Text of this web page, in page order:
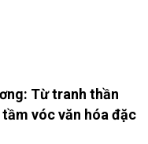
Từ tranh thần
vóc văn hóa đặc